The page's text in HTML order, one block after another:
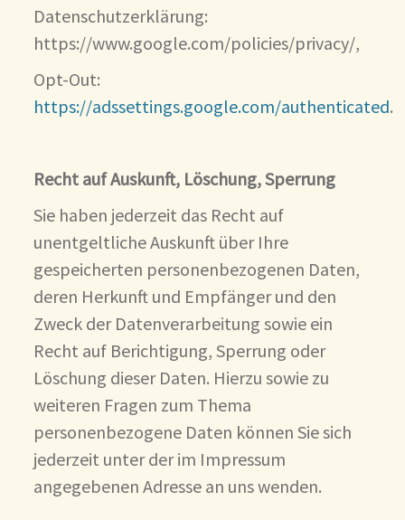
Datenschutzerklärung:
https://www.google.com/policies/privacy/,
Opt-Out:
https://adssettings.google.com/authenticated.
Recht auf Auskunft, Löschung, Sperrung
Sie haben jederzeit das Recht auf
unentgeltliche Auskunft über Ihre
gespeicherten personenbezogenen Daten,
deren Herkunft und Empfänger und den
Zweck der Datenverarbeitung sowie ein
Recht auf Berichtigung, Sperrung oder
Löschung dieser Daten. Hierzu sowie zu
weiteren Fragen zum Thema
personenbezogene Daten können Sie sich
jederzeit unter der im Impressum
angegebenen Adresse an uns wenden.